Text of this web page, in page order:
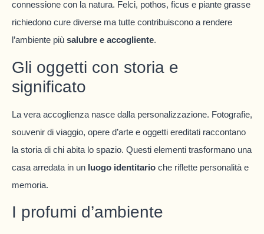
connessione con la natura. Felci, pothos, ficus e piante grasse
richiedono cure diverse ma tutte contribuiscono a rendere
l’ambiente più salubre e accogliente.
Gli oggetti con storia e
significato
La vera accoglienza nasce dalla personalizzazione. Fotografie,
souvenir di viaggio, opere d’arte e oggetti ereditati raccontano
la storia di chi abita lo spazio. Questi elementi trasformano una
casa arredata in un luogo identitario che riflette personalità e
memoria.
I profumi d’ambiente